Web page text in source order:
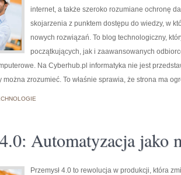
internet, a także szeroko rozumiane ochronę
skojarzenia z punktem dostępu do wiedzy, w
nowych rozwiązań. To blog technologiczny,
początkujących, jak i zaawansowanych
Na Cyberhub.pl informatyka nie jest
można zrozumieć. To właśnie sprawia, że strona ma
Automatyzacja jako
Przemysł 4.0 to rewolucja w produkcji, która